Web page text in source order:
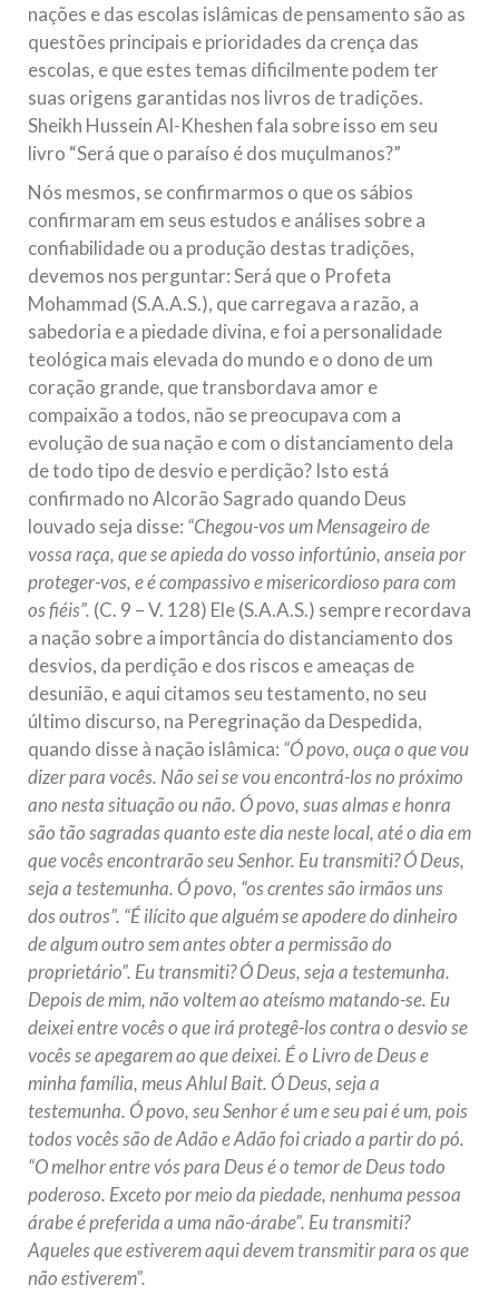
nações e das escolas islâmicas de pensamento são as
questões principais e prioridades da crença das
escolas, e que estes temas dificilmente podem ter
suas origens garantidas nos livros de tradições.
Sheikh Hussein Al-Kheshen fala sobre isso em seu
livro “Será que o paraíso é dos muçulmanos?”
Nós mesmos, se confirmarmos o que os sábios
confirmaram em seus estudos e análises sobre a
confiabilidade ou a produção destas tradições,
devemos nos perguntar: Será que o Profeta
Mohammad (S.A.A.S.), que carregava a razão, a
sabedoria e a piedade divina, e foi a personalidade
teológica mais elevada do mundo e o dono de um
coração grande, que transbordava amor e
compaixão a todos, não se preocupava com a
evolução de sua nação e com o distanciamento dela
de todo tipo de desvio e perdição? Isto está
confirmado no Alcorão Sagrado quando Deus
louvado seja disse: “Chegou-vos um Mensageiro de
vossa raça, que se apieda do vosso infortúnio, anseia por
proteger-vos, e é compassivo e misericordioso para com
os fiéis”. (C. 9 – V. 128) Ele (S.A.A.S.) sempre recordava
a nação sobre a importância do distanciamento dos
desvios, da perdição e dos riscos e ameaças de
desunião, e aqui citamos seu testamento, no seu
último discurso, na Peregrinação da Despedida,
quando disse à nação islâmica: “Ó povo, ouça o que vou
dizer para vocês. Não sei se vou encontrá-los no próximo
ano nesta situação ou não. Ó povo, suas almas e honra
são tão sagradas quanto este dia neste local, até o dia em
que vocês encontrarão seu Senhor. Eu transmiti? Ó Deus,
seja a testemunha. Ó povo, “os crentes são irmãos uns
dos outros”. “É ilícito que alguém se apodere do dinheiro
de algum outro sem antes obter a permissão do
proprietário”. Eu transmiti? Ó Deus, seja a testemunha.
Depois de mim, não voltem ao ateísmo matando-se. Eu
deixei entre vocês o que irá protegê-los contra o desvio se
vocês se apegarem ao que deixei. É o Livro de Deus e
minha família, meus Ahlul Bait. Ó Deus, seja a
testemunha. Ó povo, seu Senhor é um e seu pai é um, pois
todos vocês são de Adão e Adão foi criado a partir do pó.
“O melhor entre vós para Deus é o temor de Deus todo
poderoso. Exceto por meio da piedade, nenhuma pessoa
árabe é preferida a uma não-árabe”. Eu transmiti?
Aqueles que estiverem aqui devem transmitir para os que
não estiverem”.